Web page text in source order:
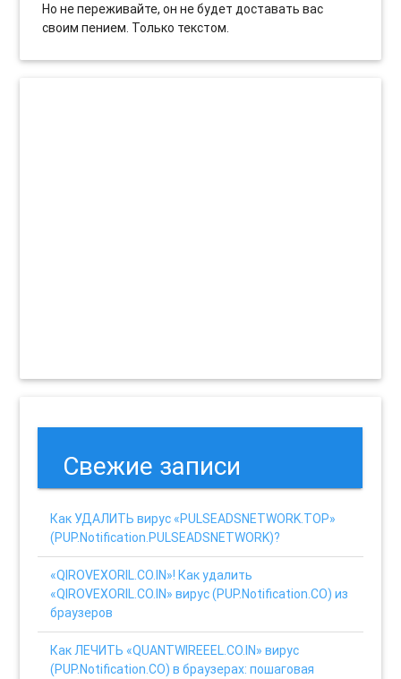
Но не переживайте, он не будет доставать вас
своим пением. Только текстом.
Свежие записи
Как УДАЛИТЬ вирус «PULSEADSNETWORK.TOP»
(PUP.Notification.PULSEADSNETWORK)?
«QIROVEXORIL.CO.IN»! Как удалить
«QIROVEXORIL.CO.IN» вирус (PUP.Notification.CO) из
браузеров
Как ЛЕЧИТЬ «QUANTWIREEEL.CO.IN» вирус
(PUP.Notification.CO) в браузерах: пошаговая